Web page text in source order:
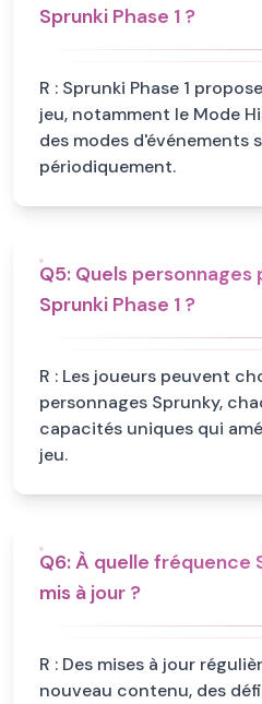
Sprunki Phase 1 ?
R : Sprunki Phase 1
jeu, notamment le Mode
des modes d'événements
périodiquement.
Q5: Quels personnages
Sprunki Phase 1 ?
R : Les joueurs peuvent
personnages Sprunky,
capacités uniques qui
jeu.
Q6:À quelle fréquence
mis à jour ?
R : Des mises à jour
nouveau contenu, des